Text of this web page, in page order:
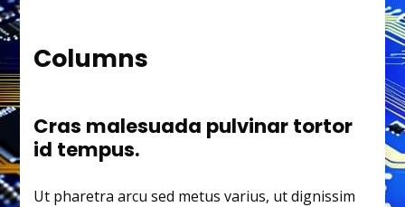
Columns
Cras malesuada pulvinar tortor
id tempus.
Ut pharetra arcu sed metus varius, ut dignissim